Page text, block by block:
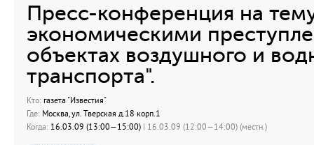
Пресс-конференция на
экономическими
объектах воздушного и
транспорта".
Кто: газета "Известия"
Где: Москва, ул. Тверская д.18 корп.1
Когда: 16.03.09 (13:00—15:00) | 16.03.09 (12:00—14:00) (местн.)